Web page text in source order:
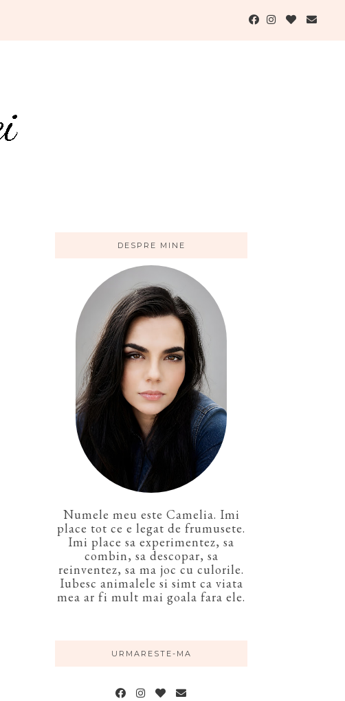
DESPRE MINE
Numele meu este Camelia. Imi
place tot ce e legat de frumusete.
Imi place sa experimentez, sa
combin, sa descopar, sa
reinventez, sa ma joc cu culorile.
Iubesc animalele si simt ca viata
mea ar fi mult mai goala fara ele.
URMARESTE-MA